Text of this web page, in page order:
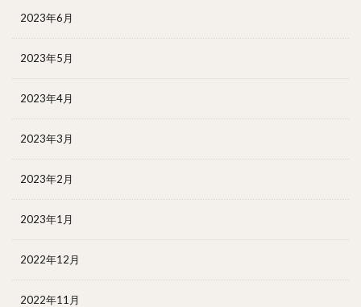
2023年6月
2023年5月
2023年4月
2023年3月
2023年2月
2023年1月
2022年12月
2022年11月